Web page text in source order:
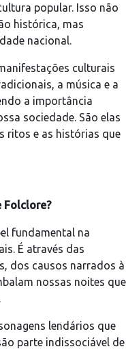
popular. Isso não
histórica, mas
nacional.
culturais
a música e a
a importância
sociedade. São elas
ritos e as histórias que
Folclore?
fundamental na
É através das
dos causos narrados à
nossas noites que
lendários que
parte indissociável de